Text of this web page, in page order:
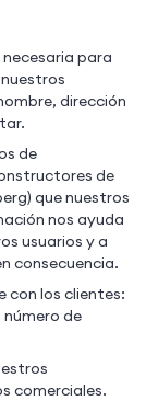
para
dirección
de
de
que nuestros
nos ayuda
usuarios y a
consecuencia.
con los clientes:
de
comerciales.